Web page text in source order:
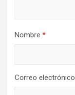
Nombre *
Correo electrónico